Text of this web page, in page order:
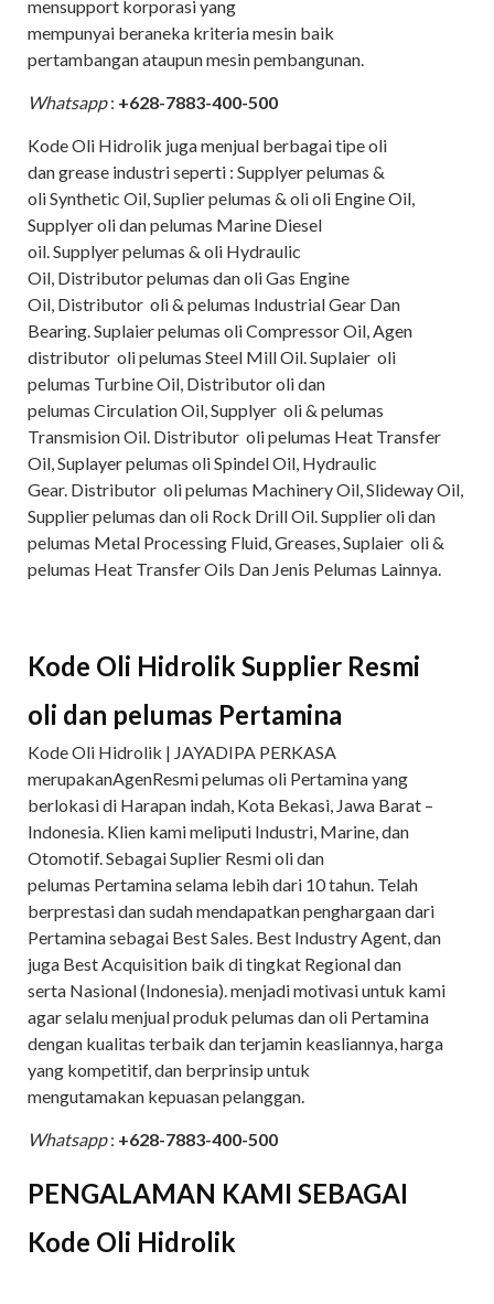
mensupport korporasi yang
mempunyai beraneka kriteria mesin baik
pertambangan ataupun mesin pembangunan.
Whatsapp: +628-7883-400-500
Kode Oli Hidrolik juga menjual berbagai tipe oli
dan grease industri seperti : Supplyer pelumas &
oli Synthetic Oil, Suplier pelumas & oli oli Engine Oil,
Supplyer oli dan pelumas Marine Diesel
oil. Supplyer pelumas & oli Hydraulic
Oil, Distributor pelumas dan oli Gas Engine
Oil, Distributor oli & pelumas Industrial Gear Dan
Bearing. Suplaier pelumas oli Compressor Oil, Agen
distributor oli pelumas Steel Mill Oil. Suplaier oli
pelumas Turbine Oil, Distributor oli dan
pelumas Circulation Oil, Supplyer oli & pelumas
Transmision Oil. Distributor oli pelumas Heat Transfer
Oil, Suplayer pelumas oli Spindel Oil, Hydraulic
Gear. Distributor oli pelumas Machinery Oil, Slideway Oil,
Supplier pelumas dan oli Rock Drill Oil. Supplier oli dan
pelumas Metal Processing Fluid, Greases, Suplaier oli &
pelumas Heat Transfer Oils Dan Jenis Pelumas Lainnya.
Kode Oli Hidrolik Supplier Resmi
oli dan pelumas Pertamina
Kode Oli Hidrolik | JAYADIPA PERKASA
merupakanAgenResmi pelumas oli Pertamina yang
berlokasi di Harapan indah, Kota Bekasi, Jawa Barat –
Indonesia. Klien kami meliputi Industri, Marine, dan
Otomotif. Sebagai Suplier Resmi oli dan
pelumas Pertamina selama lebih dari 10 tahun. Telah
berprestasi dan sudah mendapatkan penghargaan dari
Pertamina sebagai Best Sales. Best Industry Agent, dan
juga Best Acquisition baik di tingkat Regional dan
serta Nasional (Indonesia). menjadi motivasi untuk kami
agar selalu menjual produk pelumas dan oli Pertamina
dengan kualitas terbaik dan terjamin keasliannya, harga
yang kompetitif, dan berprinsip untuk
mengutamakan kepuasan pelanggan.
Whatsapp: +628-7883-400-500
PENGALAMAN KAMI SEBAGAI
Kode Oli Hidrolik